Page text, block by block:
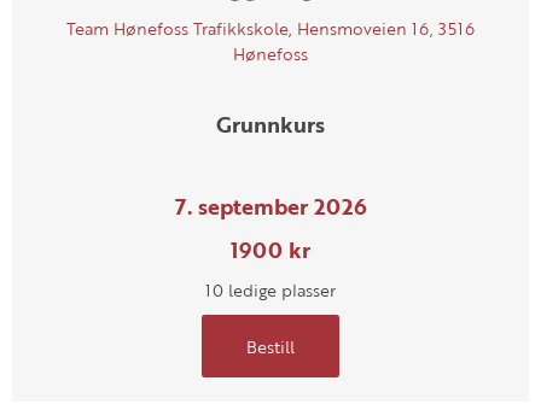
Team Hønefoss Trafikkskole, Hensmoveien 16, 3516
Hønefoss
Grunnkurs
7. september 2026
1900 kr
10 ledige plasser
Bestill